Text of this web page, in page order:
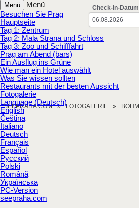
Menü
Menü
Besuchen Sie Prag
Hauptseite
Tag 1: Zentrum
Tag 2: Mala Strana und Schloss
Tag 3: Zoo und Schifffahrt
Prag am Abend (bars)
Ein Ausflug ins Grüne
Wie man ein Hotel auswählt
Was Sie wissen sollten
Restaurants mit der besten Aussicht
Fotogalerie
Language (Deutsch)
English
Čeština
Italiano
Deutsch
Français
Español
Русский
Polski
Română
Українська
PC-Version
seepraha.com
Check-in-Datum
SEEPRAHA.COM FOTOGALERIE